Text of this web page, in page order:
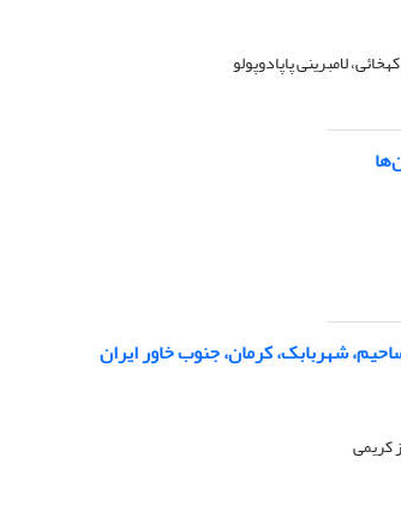
لامبرینی پاپادوپولو
شهربابک، کرمان، جنوب خاور ایران
کریمی